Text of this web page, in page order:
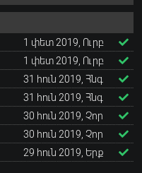
1 փետ 2019, Ուրբ
1 փետ 2019, Ուրբ
31 հուն 2019, Հնգ
31 հուն 2019, Հնգ
30 հուն 2019, Չոր
30 հուն 2019, Չոր
29 հուն 2019, Երք